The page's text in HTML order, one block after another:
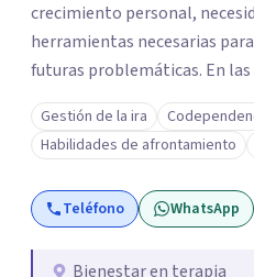
crecimiento personal,
herramientas necesarias
futuras problemáticas. En
lugar donde abrirte y
explorar tus emociones,
heridas y trabajar en tu
Gestión de la ira
Habilidades de afrontamiento
Teléfono WhatsApp
Bienestar en terapia